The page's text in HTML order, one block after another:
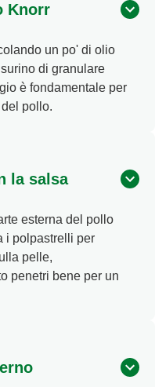
Knorr
un po' di olio
di granulare
è fondamentale per
pollo.
la salsa
esterna del pollo
i polpastrelli per
pelle,
penetri bene per un